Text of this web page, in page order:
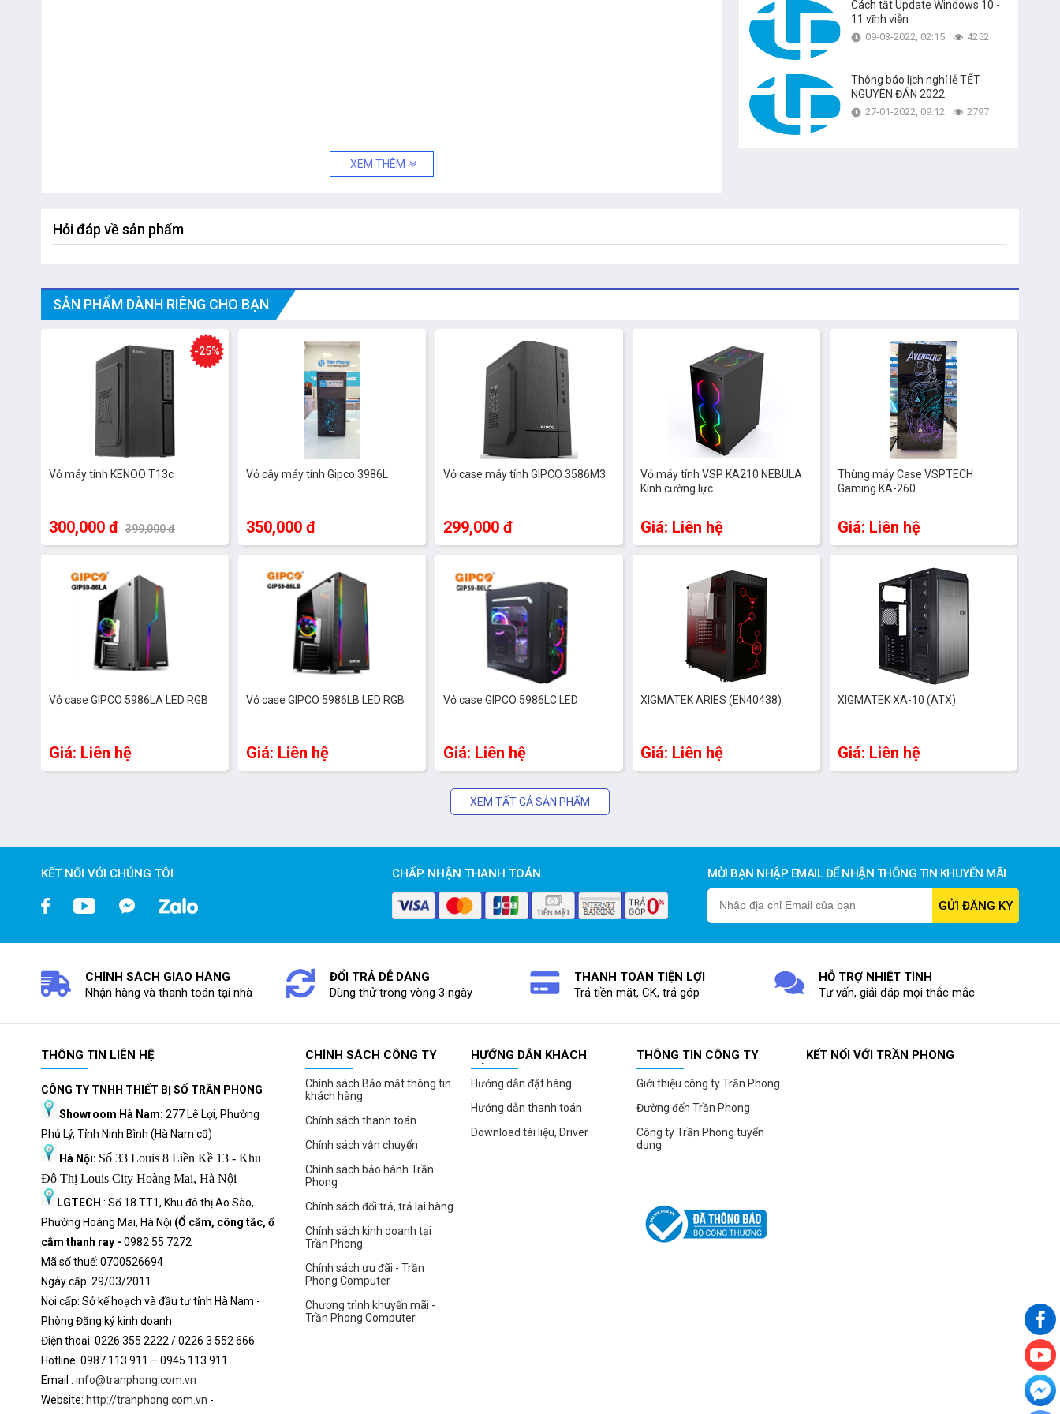
Cách tắt Update Windows 10 -
11 vĩnh viễn
09-03-2022, 02:15 4252
Thông báo lịch nghỉ lễ TẾT
NGUYÊN ĐÁN 2022
27-01-2022, 09:12 2797
XEM THÊM
Hỏi đáp về sản phẩm
SẢN PHẨM DÀNH RIÊNG CHO BẠN
Vỏ máy tính KENOO T13c
300,000 đ 399,000 đ
-25%
Vỏ cây máy tính Gipco 3986L
350,000 đ
Vỏ case máy tính GIPCO 3586M3
299,000 đ
Vỏ máy tính VSP KA210 NEBULA
Kính cường lực
Giá: Liên hệ
Thùng máy Case VSPTECH
Gaming KA-260
Giá: Liên hệ
Vỏ case GIPCO 5986LA LED RGB
Giá: Liên hệ
Vỏ case GIPCO 5986LB LED RGB
Giá: Liên hệ
Vỏ case GIPCO 5986LC LED
Giá: Liên hệ
XIGMATEK ARIES (EN40438)
Giá: Liên hệ
XIGMATEK XA-10 (ATX)
Giá: Liên hệ
XEM TẤT CẢ SẢN PHẨM
KẾT NỐI VỚI CHÚNG TÔI CHẤP NHẬN THANH TOÁN MỜI BẠN NHẬP EMAIL ĐỂ NHẬN THÔNG TIN KHUYẾN MÃI
CHÍNH SÁCH GIAO HÀNG
Nhận hàng và thanh toán tại nhà
ĐỔI TRẢ DỄ DÀNG
Dùng thử trong vòng 3 ngày
THANH TOÁN TIỆN LỢI
Trả tiền mặt, CK, trả góp
HỖ TRỢ NHIỆT TÌNH
Tư vấn, giải đáp mọi thắc mắc
KẾT NỐI VỚI TRẦN PHONG
THÔNG TIN LIÊN HỆ
CÔNG TY TNHH THIẾT BỊ SỐ TRẦN PHONG
Showroom Hà Nam: 277 Lê Lợi, Phường
Phủ Lý, Tỉnh Ninh Bình (Hà Nam cũ)
Hà Nội: Số 33 Louis 8 Liền Kề 13 - Khu
Đô Thị Louis City Hoàng Mai, Hà Nội
LGTECH : Số 18 TT1, Khu đô thị Ao Sào,
Phường Hoàng Mai, Hà Nội (Ổ cắm, công tắc, ổ
cắm thanh ray - 0982 55 7272
Mã số thuế: 0700526694
Ngày cấp: 29/03/2011
Nơi cấp: Sở kế hoạch và đầu tư tỉnh Hà Nam -
Phòng Đăng ký kinh doanh
Điện thoại: 0226 355 2222 / 0226 3 552 666
Hotine: 0987 113 911 – 0945 113 911
Email : info@tranphong.com.vn
Website: http://tranphong.com.vn -
CHÍNH SÁCH CÔNG TY
Chính sách Bảo mật thông tin
khách hàng
Chính sách thanh toán
Chính sách vận chuyển
Chính sách bảo hành Trần
Phong
Chính sách đổi trả, trả lại hàng
Chính sách kinh doanh tại
Trần Phong
Chính sách ưu đãi - Trần
Phong Computer
Chương trình khuyến mãi -
Trần Phong Computer
HƯỚNG DẪN KHÁCH
HÀNG
Hướng dẫn đặt hàng
Hướng dẫn thanh toán
Download tài liệu, Driver
THÔNG TIN CÔNG TY
Giới thiệu công ty Trần Phong
Đường đến Trần Phong
Công ty Trần Phong tuyển
dụng